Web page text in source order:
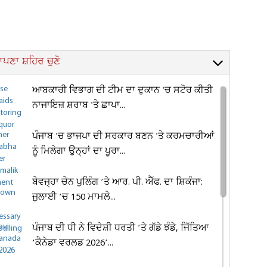
ਸ਼ਹਿਰ ਚੁਣੋ
ਆਬਕਾਰੀ ਵਿਭਾਗ ਦੀ ਟੀਮ ਦਾ ਦੁਕਾਨ 'ਚ ਸਟੋਰ ਕੀਤੀ
ਨਾਜਾਇਜ਼ ਸ਼ਰਾਬ 'ਤੇ ਛਾਪਾ...
ਪੰਜਾਬ 'ਚ ਭਾਜਪਾ ਦੀ ਸਰਕਾਰ ਬਣਨ 'ਤੇ ਕਰਮਚਾਰੀਆਂ
ਨੂੰ ਮਿਲੇਗਾ ਉਨ੍ਹਾਂ ਦਾ ਪੂਰਾ...
ਬੇਵਜ੍ਹਾ ਚੇਨ ਪੁਲਿੰਗ ’ਤੇ ਆਰ. ਪੀ. ਐੱਫ. ਦਾ ਸ਼ਿਕੰਜਾ:
ਜੁਲਾਈ ’ਚ 150 ਮਾਮਲੇ...
ਪੰਜਾਬ ਦੀ ਧੀ ਨੇ ਵਿਦੇਸ਼ੀ ਧਰਤੀ ’ਤੇ ਗੱਡੇ ਝੰਡੇ, ਜਿੱਤਿਆ
‘ਕੈਨੇਡਾ ਵਰਲਡ 2026’...